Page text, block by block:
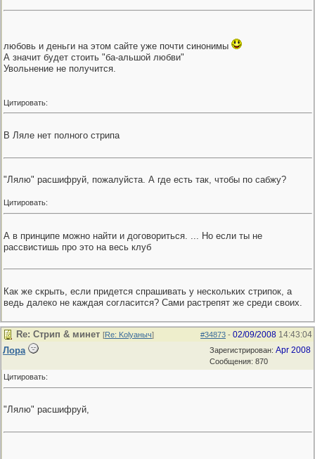
любовь и деньги на этом сайте уже почти синонимы
А значит будет стоить "ба-альшой любви"
Увольнение не получится.
Цитировать:
В Ляле нет полного стрипа
"Лялю" расшифруй, пожалуйста. А где есть так, чтобы по сабжу?
Цитировать:
А в принципе можно найти и договориться. ... Но если ты не
рассвистишь про это на весь клуб
Как же скрыть, если придется спрашивать у нескольких стрипок, а
ведь далеко не каждая согласится? Сами растрепят же среди своих.
#34873 - 02/09/2008 14:43:04
Re: Стрип & минет [Re: Kolyaныч]
Зарегистрирован: Apr 2008
Сообщения: 870
Лора
Цитировать:
"Лялю" расшифруй,